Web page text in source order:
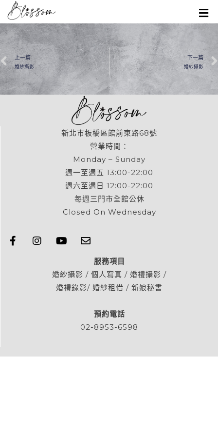
上一篇
婚紗攝影
下一篇
婚紗攝影
新北市板橋區館前東路68號
營業時間：
Monday – Sunday
週一至週五 13:00-22:00
週六至週日 12:00-22:00
每週三門市全館公休
Closed On Wednesday
服務項目
婚紗攝影 / 個人寫真 / 婚禮攝影 /
婚禮錄影/ 婚紗租借 / 新娘秘書
預約電話
02-8953-6598